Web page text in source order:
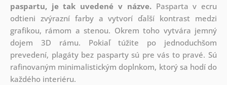
paspartu, je tak uvedené v názve.Pasparta v ecru
odtieni zvýrazní farby a vytvorí ďalší kontrast medzi
grafikou, rámom a stenou. Okrem toho vytvára jemný
dojem 3D rámu. Pokiaľ túžite po jednoduchšom
prevedení, plagáty bez pasparty sú pre vás to pravé. Sú
rafinovaným minimalistickým doplnkom, ktorý sa hodí do
každého interiéru.